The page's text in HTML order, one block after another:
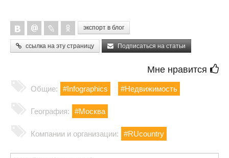
экспорт в блог
ссылка на эту страницу Подписаться на статьи
Мне нравится
Общие: #Infographics #Недвижимость
География: #Москва
Компании и организации: #RUcountry